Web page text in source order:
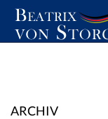
ARCHIV